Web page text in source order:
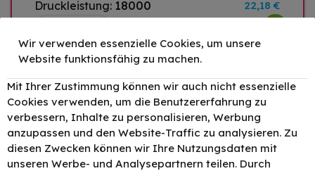
Druckleistung: 18000 22,18 €
Original Lexmark C540H1KG /
C540 Toner Schwarz bis zu 2500
Seiten
Druckleistung: 2500 129,43 €
– +
Wir verwenden essenzielle Cookies, um unsere
Website funktionsfähig zu machen.
Mit Ihrer Zustimmung können wir auch nicht essenzielle
Cookies verwenden, um die Benutzererfahrung zu
verbessern, Inhalte zu personalisieren, Werbung
anzupassen und den Website-Traffic zu analysieren. Zu
diesen Zwecken können wir Ihre Nutzungsdaten mit
unseren Werbe- und Analysepartnern teilen. Durch